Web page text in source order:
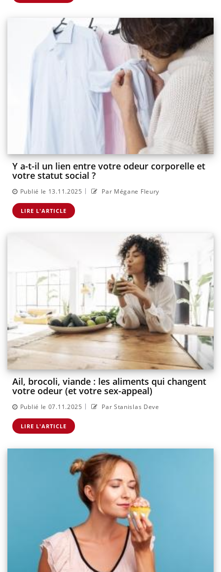
Y a-t-il un lien entre votre odeur corporelle et
votre statut social ?
Publié le 13.11.2025 | Par Mégane Fleury
LIRE L'ARTICLE
Ail, brocoli, viande : les aliments qui changent
votre odeur (et votre sex-appeal)
Publié le 07.11.2025 | Par Stanislas Deve
LIRE L'ARTICLE